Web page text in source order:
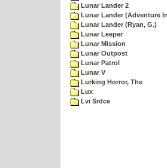
Lunar Lander 2
Lunar Lander (Adventure
Lunar Lander (Ryan, G.)
Lunar Leeper
Lunar Mission
Lunar Outpost
Lunar Patrol
Lunar V
Lurking Horror, The
Lux
Lvi Srdce